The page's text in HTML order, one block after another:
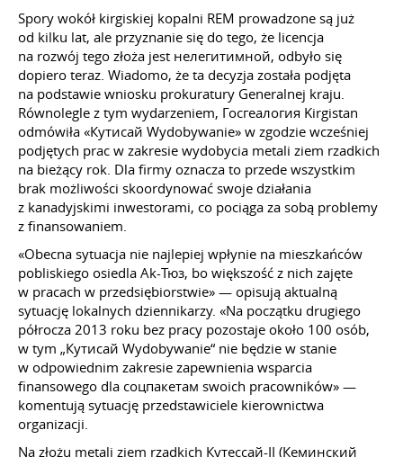
Spory wokół kirgiskiej kopalni REM prowadzone są już
od kilku lat, ale przyznanie się do tego, że licencja
na rozwój tego złoża jest нелегитимной, odbyło się
dopiero teraz. Wiadomo, że ta decyzja została podjęta
na podstawie wniosku prokuratury Generalnej kraju.
Równolegle z tym wydarzeniem, Госгеалогия Kirgistan
odmówiła «Кутисай Wydobywanie» w zgodzie wcześniej
podjętych prac w zakresie wydobycia metali ziem rzadkich
na bieżący rok. Dla firmy oznacza to przede wszystkim
brak możliwości skoordynować swoje działania
z kanadyjskimi inwestorami, co pociąga za sobą problemy
z finansowaniem.
«Obecna sytuacja nie najlepiej wpłynie na mieszkańców
pobliskiego osiedla Ak-Тюз, bo większość z nich zajęte
w pracach w przedsiębiorstwie» — opisują aktualną
sytuację lokalnych dziennikarzy. «Na początku drugiego
półrocza 2013 roku bez pracy pozostaje około 100 osób,
w tym „Кутисай Wydobywanie“ nie będzie w stanie
w odpowiednim zakresie zapewnienia wsparcia
finansowego dla соцпакетам swoich pracowników» —
komentują sytuację przedstawiciele kierownictwa
organizacji.
Na złożu metali ziem rzadkich Кутессай-II (Кеминский